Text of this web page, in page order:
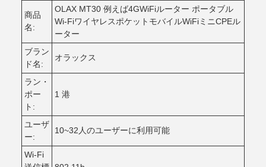
商品
名:
OLAX MT30 例えば4GWiFiルーター ポータブル
Wi-FiワイヤレスポケットモバイルWiFiミニCPEル
ーター
ブラン
ド名:
オラックス
ラン・
ポー
ト:
1 港
ユーザ
ー:
10~32人のユーザーに利用可能
Wi-Fi